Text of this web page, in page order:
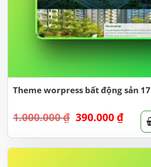
Theme worpress bất động sản 17
1.000.000₫ Giá
là:
1.000.000 ₫.
390.000 ₫Giá
hiện
tại
là: